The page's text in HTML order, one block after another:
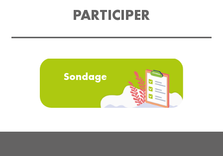
PARTICIPER
Sondage